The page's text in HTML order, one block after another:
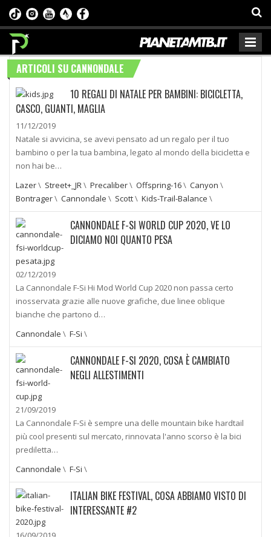
ARTICOLI SU CANNONDALE
10 REGALI DI NATALE PER BAMBINI: BICICLETTA,
CASCO, GUANTI, MAGLIA
11/12/2019
Natale si avvicina, se avevi pensato ad un regalo per il tuo
bambino o per la tua bambina, legato al mondo della bicicletta e
non hai be…
Lazer\ Street+_JR \ Precaliber\ Offspring-16\ Canyon \
Bontrager\ Cannondale \ Scott\ Kids-Trail-Balance \
CANNONDALE F-SI WORLD CUP 2020, VE LO
DICIAMO NOI QUANTO PESA
02/12/2019
La Cannondale F-Si Hi Mod World Cup 2020 non passa certo
inosservata grazie alle nuove grafiche, due linee oblique
bianche che partono d…
Cannondale \ F-Si \
CANNONDALE F-SI 2020, COSA È CAMBIATO
NEGLI ALLESTIMENTI
21/09/2019
La Cannondale F-Si è sempre una delle mountain bike hardtail
più cool presenti sul mercato, rinnovata l'anno scorso è la bici
prediletta…
Cannondale \ F-Si \
ITALIAN BIKE FESTIVAL, COSA ABBIAMO VISTO DI
INTERESSANTE #2